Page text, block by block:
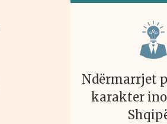
Ndërmarrjet
karakter